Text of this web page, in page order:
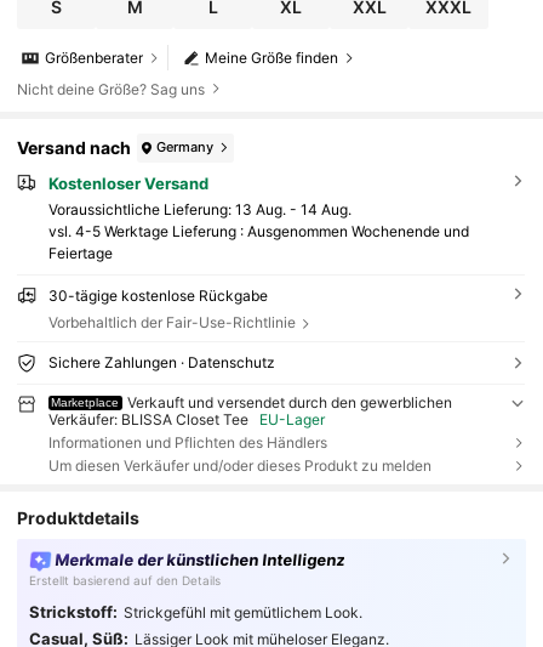
S M L XL XXL XXXL
Meine Größe finden
Größenberater
Nicht deine Größe? Sag uns
Versand nach Germany
Kostenloser Versand
Voraussichtliche Lieferung: 13 Aug. - 14 Aug.
vsl. 4-5 Werktage Lieferung : Ausgenommen Wochenende und
Feiertage
30-tägige kostenlose Rückgabe
Vorbehaltlich der Fair-Use-Richtlinie
Sichere Zahlungen · Datenschutz
Marketplace
Verkauft und versendet durch den gewerblichen
Verkäufer: BLISSA Closet Tee
EU-Lager
Informationen und Pflichten des Händlers
Um diesen Verkäufer und/oder dieses Produkt zu melden
Produktdetails
Merkmale der künstlichen Intelligenz
Erstellt basierend auf den Details
Strickstoff: Strickgefühl mit gemütlichem Look.
Casual, Süß: Lässiger Look mit müheloser Eleganz.